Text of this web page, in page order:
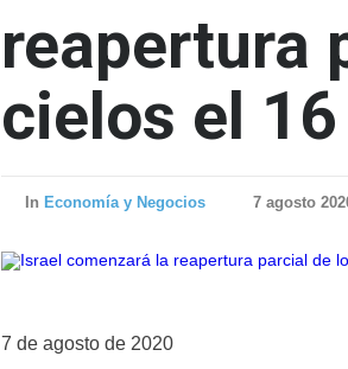
reapertura
cielos el
In Economía y Negocios 7 agosto
7 de agosto de 2020